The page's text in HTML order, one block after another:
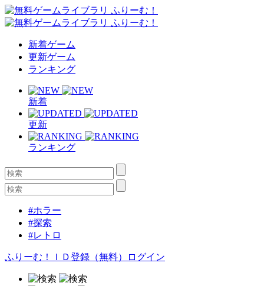
新着ゲーム
更新ゲーム
ランキング
新着
更新
ランキング
#ホラー
#探索
#レトロ
ふりーむ！ＩＤ登録（無料） ログイン